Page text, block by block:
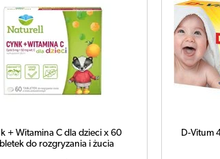
+ Witamina C dla dzieci x 60
do rozgryzania i żucia
D-Vitum